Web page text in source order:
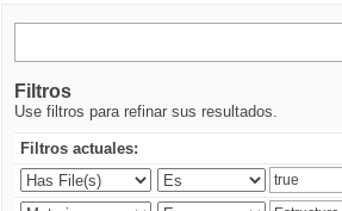
Filtros
Use filtros para refinar sus resultados.
Filtros actuales: